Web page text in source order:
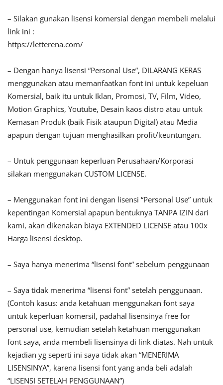
– Silakan gunakan lisensi komersial dengan membeli melalui
link ini :
https://letterena.com/
– Dengan hanya lisensi “Personal Use”, DILARANG KERAS
menggunakan atau memanfaatkan font ini untuk kepeluan
Komersial, baik itu untuk Iklan, Promosi, TV, Film, Video,
Motion Graphics, Youtube, Desain kaos distro atau untuk
Kemasan Produk (baik Fisik ataupun Digital) atau Media
apapun dengan tujuan menghasilkan profit/keuntungan.
– Untuk penggunaan keperluan Perusahaan/Korporasi
silakan menggunakan CUSTOM LICENSE.
– Menggunakan font ini dengan lisensi “Personal Use” untuk
kepentingan Komersial apapun bentuknya TANPA IZIN dari
kami, akan dikenakan biaya EXTENDED LICENSE atau 100x
Harga lisensi desktop.
– Saya hanya menerima “lisensi font” sebelum penggunaan
– Saya tidak menerima “lisensi font” setelah penggunaan.
(Contoh kasus: anda ketahuan menggunakan font saya
untuk keperluan komersil, padahal lisensinya free for
personal use, kemudian setelah ketahuan menggunakan
font saya, anda membeli lisensinya di link diatas. Nah untuk
kejadian yg seperti ini saya tidak akan “MENERIMA
LISENSINYA”, karena lisensi font yang anda beli adalah
“LISENSI SETELAH PENGGUNAAN”)